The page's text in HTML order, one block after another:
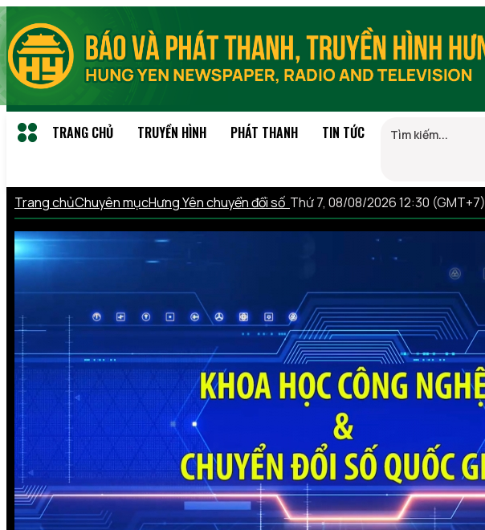
TRANG CHỦ TRUYỀN HÌNH PHÁT THANH TIN TỨC
Trang chủChuyên mụcHưng Yên chuyển đổi số Thứ 7, 08/08/2026 12:30 (GMT+7)